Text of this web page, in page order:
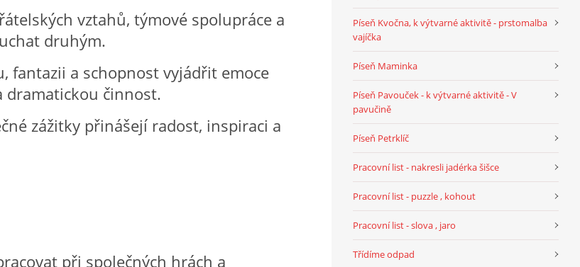
vztahů, týmové spolupráce a
druhým.
fantazii a schopnost vyjádřit emoce
dramatickou činnost.
zážitky přinášejí radost, inspiraci a
při společných hrách a
Píseň Kvočna, k výtvarné aktivitě - prstomalba
vajíčka
Píseň Maminka
Píseň Pavouček - k výtvarné aktivitě - V
pavučině
Píseň Petrklíč
Pracovní list - nakresli jadérka šišce
Pracovní list - puzzle , kohout
Pracovní list - slova , jaro
Třídíme odpad